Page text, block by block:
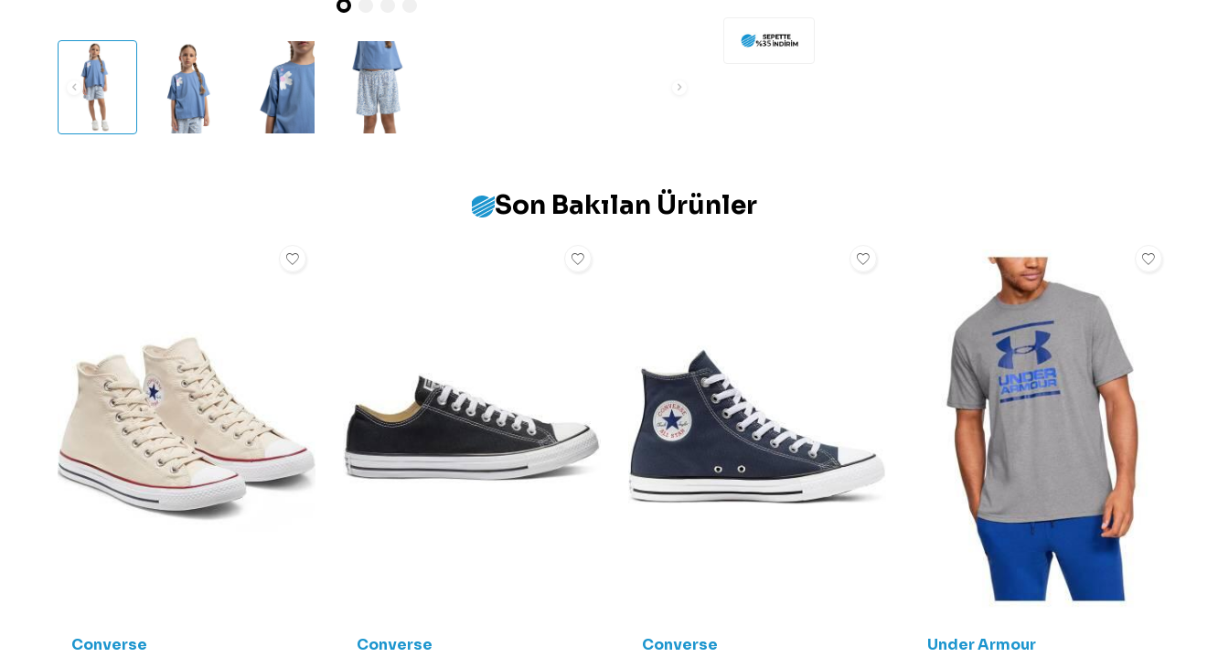
Son Bakılan Ürünler
Converse
Converse
Converse
Under Armour